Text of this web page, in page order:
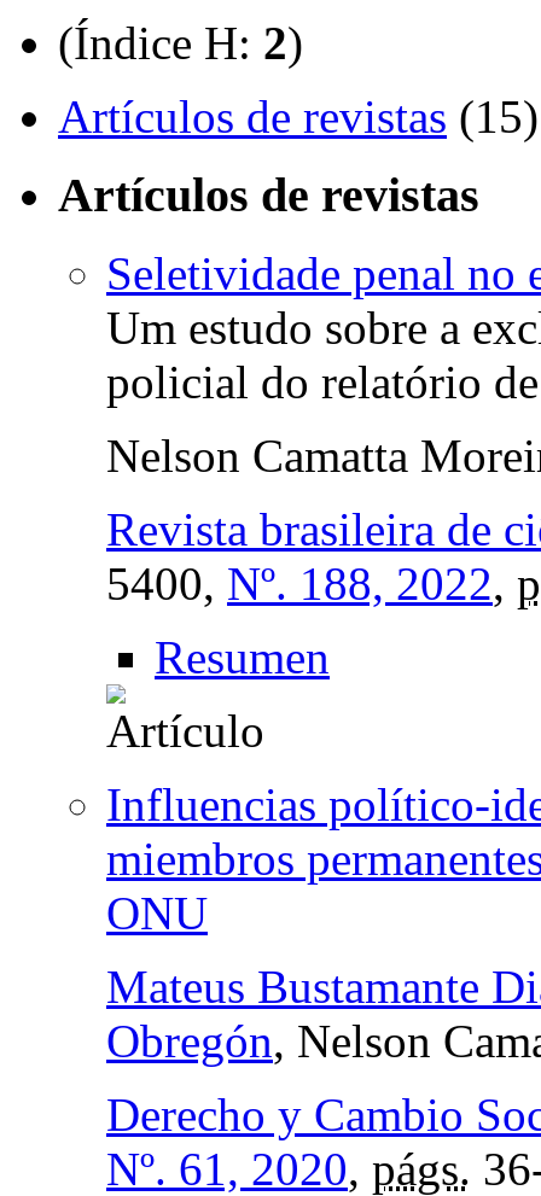
(Índice H: 2)
Artículos de revistas (15)
Artículos de revistas
Seletividade penal no
Um estudo sobre a
policial do relatório
Nelson Camatta
Revista brasileira de
5400, Nº. 188, 2022,
Resumen
Influencias político-
miembros
ONU
Mateus Bustamante
Obregón, Nelson
Derecho y Cambio
Nº. 61, 2020, págs.